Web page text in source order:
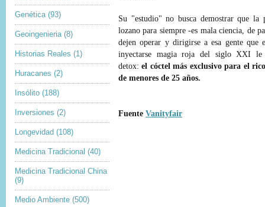
Genética (93)
Geoingenieria (8)
Historias Reales (1)
Huracanes (2)
Insólito (188)
Inversiones (2)
Longevidad (108)
Medicina Tradicional (40)
Medicina Tradicional China
(9)
Medio Ambiente (500)
Su "estudio" no busca demostrar que la
lozano para siempre -es mala ciencia, de
dejen operar y dirigirse a esa gente que
inyectarse magia roja del siglo XXI le
detox:el cóctel más exclusivo para el
de menores de 25 años.
Fuente Vanityfair